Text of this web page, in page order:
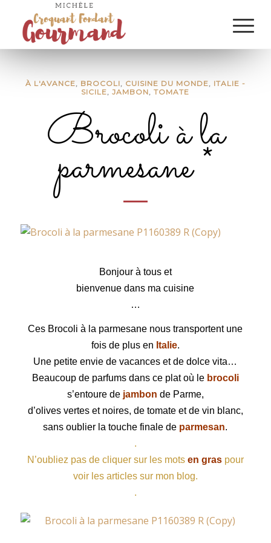
À L'AVANCE, BROCOLI, CUISINE DU MONDE, ITALIE -
SICILE,JAMBON,TOMATE
Brocoli à la
parmesane *
Bonjour à tous et
bienvenue dans ma cuisine
…
Ces Brocoli à la parmesane nous transportent une
fois de plus en Italie.
Une petite envie de vacances et de dolce vita…
Beaucoup de parfums dans ce plat où le brocoli
s’entoure de jambon de Parme,
d’olives vertes et noires, de tomate et de vin blanc,
sans oublier la touche finale de parmesan.
.
N’oubliez pas de cliquer sur les mots en graspour
voir les articles sur mon blog.
.